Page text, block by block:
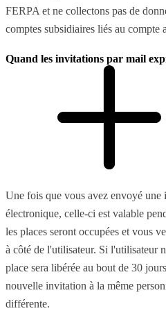
FERPA et ne collectons pas de
comptes subsidiaires liés au compte
Quand les invitations par mail
Une fois que vous avez envoyé
électronique, celle-ci est valable
les places seront occupées et vous
à côté de l'utilisateur. Si l'utilisateur
place sera libérée au bout de 30
nouvelle invitation à la même
différente.